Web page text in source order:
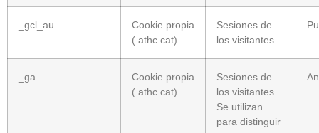
_gcl_au
Cookie propia
(.athc.cat)
Sesiones de
los visitantes.
_ga
Cookie propia
(.athc.cat)
Sesiones de
los visitantes.
Se utilizan
para distinguir